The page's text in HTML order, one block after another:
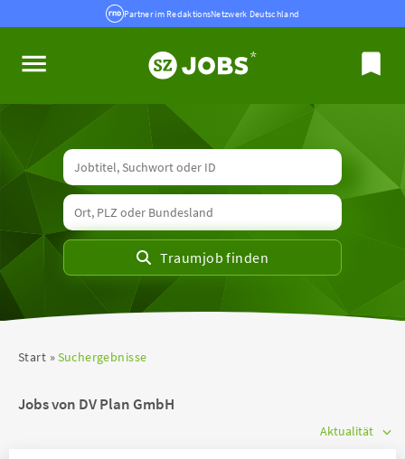
Partner im RedaktionsNetzwerk Deutschland
Start Suchergebnisse
Jobs von DV Plan GmbH